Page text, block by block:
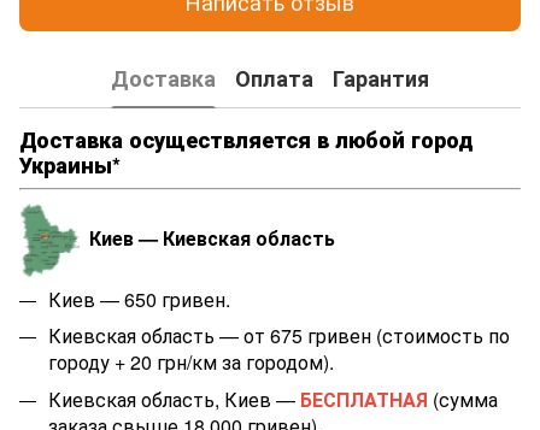
Доставка Оплата
Гарантия
Доставка осуществляется в любой город
Украины*
Киев — Киевская область
Киев — 650 гривен.
Киевская область — от 675 гривен (стоимость по
городу + 20 грн/км за городом).
Киевская область, Киев — БЕСПЛАТНАЯ (сумма